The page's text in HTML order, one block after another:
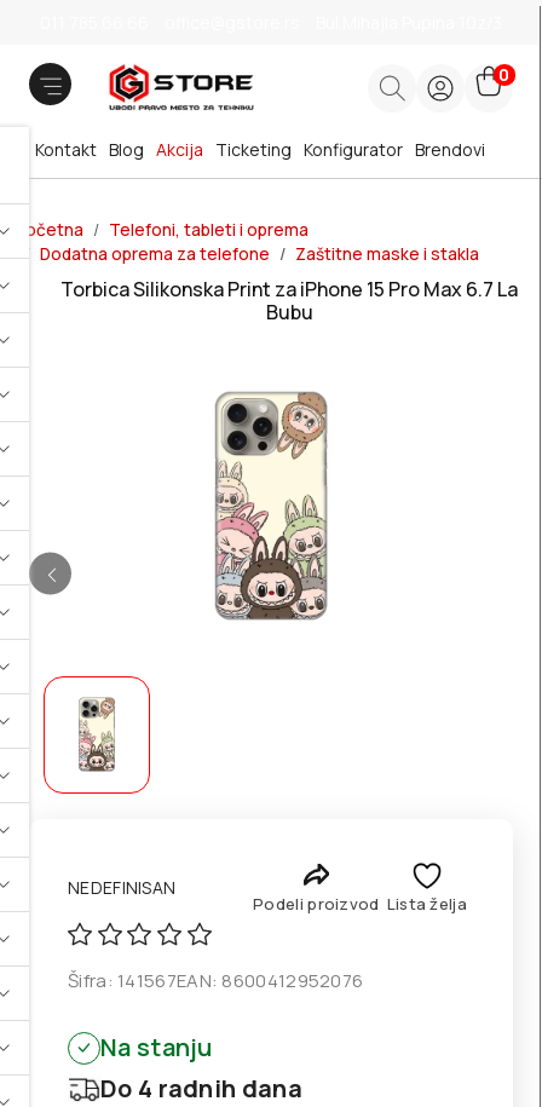
0
Brendovi
Blog Akcija
Kontakt Ticketing Konfigurator
Početna
Telefoni, tableti i oprema
Dodatna oprema za telefone
Zaštitne maske i stakla
Torbica Silikonska Print za iPhone 15 Pro Max 6.7 La
Bubu
NEDEFINISAN
Podeli proizvod Lista želja
Šifra: 141567EAN: 8600412952076
Na stanju
Do 4 radnih dana